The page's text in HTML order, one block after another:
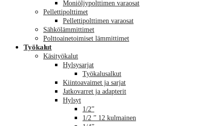
Moniöljypolttimen varaosat
Pellettipolttimet
Pellettipolttimen varaosat
Sähkölämmittimet
Polttoainetoimiset lämmittimet
Työkalut
Käsityökalut
Hylsysarjat
Työkalusalkut
Kiintoavaimet ja sarjat
Jatkovarret ja adapterit
Hylsyt
1/2”
1/2 ” 12 kulmainen